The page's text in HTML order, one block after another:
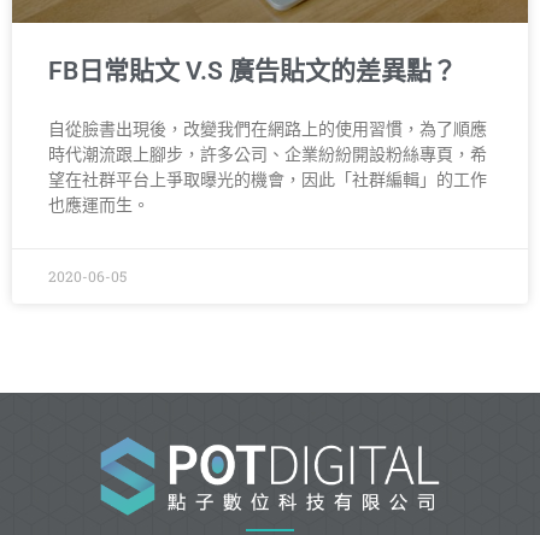
FB日常貼文 V.S 廣告貼文的差異點？
自從臉書出現後，改變我們在網路上的使用習慣，為了順應
時代潮流跟上腳步，許多公司、企業紛紛開設粉絲專頁，希
望在社群平台上爭取曝光的機會，因此「社群編輯」的工作
也應運而生。
2020-06-05